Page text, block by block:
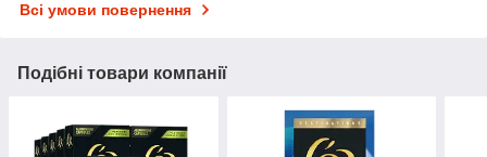
Всі умови повернення
Подібні товари компанії